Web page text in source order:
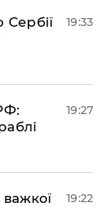
19:33
19:27
19:22